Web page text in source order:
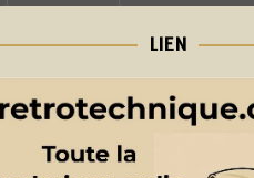
LIEN